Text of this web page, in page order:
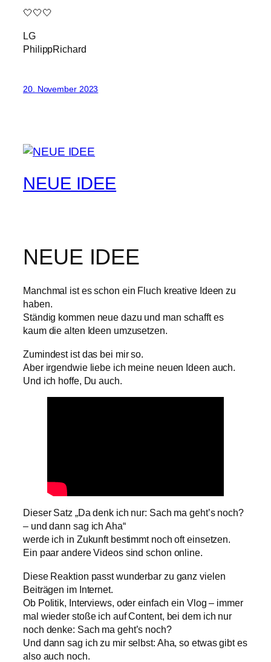
🤍🤍🤍
LG
PhilippRichard
20. November 2023
NEUE IDEE
NEUE IDEE
Manchmal ist es schon ein Fluch kreative Ideen zu
haben.
Ständig kommen neue dazu und man schafft es
kaum die alten Ideen umzusetzen.
Zumindest ist das bei mir so.
Aber irgendwie liebe ich meine neuen Ideen auch.
Und ich hoffe, Du auch.
Dieser Satz „Da denk ich nur: Sach ma geht’s noch?
– und dann sag ich Aha“
werde ich in Zukunft bestimmt noch oft einsetzen.
Ein paar andere Videos sind schon online.
Diese Reaktion passt wunderbar zu ganz vielen
Beiträgen im Internet.
Ob Politik, Interviews, oder einfach ein Vlog – immer
mal wieder stoße ich auf Content, bei dem ich nur
noch denke: Sach ma geht’s noch?
Und dann sag ich zu mir selbst: Aha, so etwas gibt es
also auch noch.